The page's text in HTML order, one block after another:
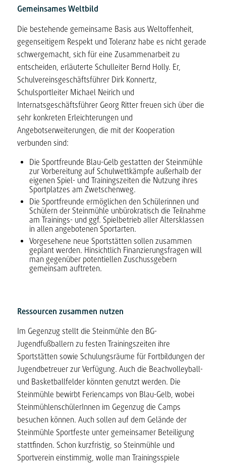
Gemeinsames Weltbild
Die bestehende gemeinsame Basis aus Weltoffenheit,
gegenseitigem Respekt und Toleranz habe es nicht gerade
schwergemacht, sich für eine Zusammenarbeit zu
entscheiden, erläuterte Schulleiter Bernd Holly. Er,
Schulvereinsgeschäftsführer Dirk Konnertz,
Schulsportleiter Michael Neirich und
Internatsgeschäftsführer Georg Ritter freuen sich über die
sehr konkreten Erleichterungen und
Angebotserweiterungen, die mit der Kooperation
verbunden sind:
Die Sportfreunde Blau-Gelb gestatten der Steinmühle
zur Vorbereitung auf Schulwettkämpfe außerhalb der
eigenen Spiel- und Trainingszeiten die Nutzung ihres
Sportplatzes am Zwetschenweg.
Die Sportfreunde ermöglichen den Schülerinnen und
Schülern der Steinmühle unbürokratisch die Teilnahme
am Trainings- und ggf. Spielbetrieb aller Altersklassen
in allen angebotenen Sportarten.
Vorgesehene neue Sportstätten sollen zusammen
geplant werden. Hinsichtlich Finanzierungsfragen will
man gegenüber potentiellen Zuschussgebern
gemeinsam auftreten.
Ressourcen zusammen nutzen
Im Gegenzug stellt die Steinmühle den BG-
Jugendfußballern zu festen Trainingszeiten ihre
Sportstätten sowie Schulungsräume für Fortbildungen der
Jugendbetreuer zur Verfügung. Auch die Beachvolleyball-
und Basketballfelder könnten genutzt werden. Die
Steinmühle bewirbt Feriencamps von Blau-Gelb, wobei
SteinmühlenschülerInnen im Gegenzug die Camps
besuchen können. Auch sollen auf dem Gelände der
Steinmühle Sportfeste unter gemeinsamer Beteiligung
stattfinden. Schon kurzfristig, so Steinmühle und
Sportverein einstimmig, wolle man Trainingsspiele